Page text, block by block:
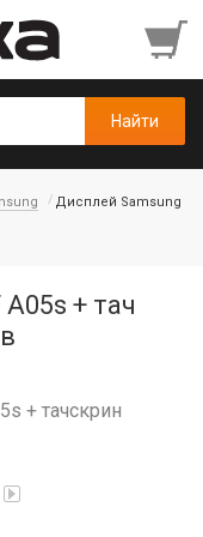
Дисплей Samsung
+ тач
+ тачскрин